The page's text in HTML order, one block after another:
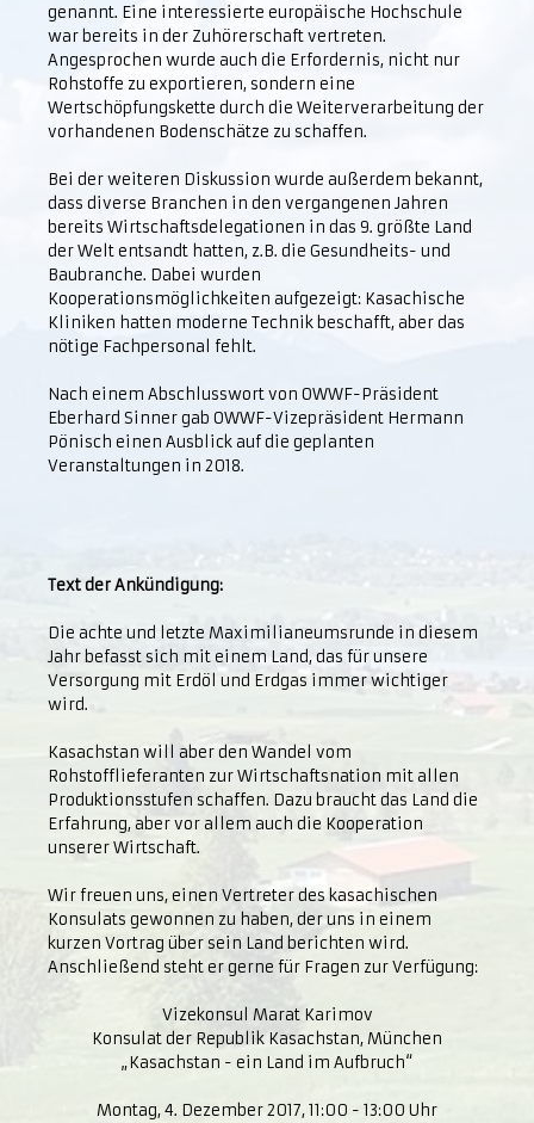
genannt. Eine interessierte europäische Hochschule
war bereits in der Zuhörerschaft vertreten.
Angesprochen wurde auch die Erfordernis, nicht nur
Rohstoffe zu exportieren, sondern eine
Wertschöpfungskette durch die Weiterverarbeitung der
vorhandenen Bodenschätze zu schaffen.
Bei der weiteren Diskussion wurde außerdem bekannt,
dass diverse Branchen in den vergangenen Jahren
bereits Wirtschaftsdelegationen in das 9. größte Land
der Welt entsandt hatten, z.B. die Gesundheits- und
Baubranche. Dabei wurden
Kooperationsmöglichkeiten aufgezeigt: Kasachische
Kliniken hatten moderne Technik beschafft, aber das
nötige Fachpersonal fehlt.
Nach einem Abschlusswort von OWWF-Präsident
Eberhard Sinner gab OWWF-Vizepräsident Hermann
Pönisch einen Ausblick auf die geplanten
Veranstaltungen in 2018.
Text der Ankündigung:
Die achte und letzte Maximilianeumsrunde in diesem
Jahr befasst sich mit einem Land, das für unsere
Versorgung mit Erdöl und Erdgas immer wichtiger
wird.
Kasachstan will aber den Wandel vom
Rohstofflieferanten zur Wirtschaftsnation mit allen
Produktionsstufen schaffen. Dazu braucht das Land die
Erfahrung, aber vor allem auch die Kooperation
unserer Wirtschaft.
Wir freuen uns, einen Vertreter des kasachischen
Konsulats gewonnen zu haben, der uns in einem
kurzen Vortrag über sein Land berichten wird.
Anschließend steht er gerne für Fragen zur Verfügung:
Vizekonsul Marat Karimov
Konsulat der Republik Kasachstan, München
„Kasachstan - ein Land im Aufbruch“
Montag, 4. Dezember 2017, 11:00 - 13:00 Uhr